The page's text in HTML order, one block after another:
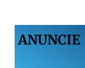
ANUNCIE